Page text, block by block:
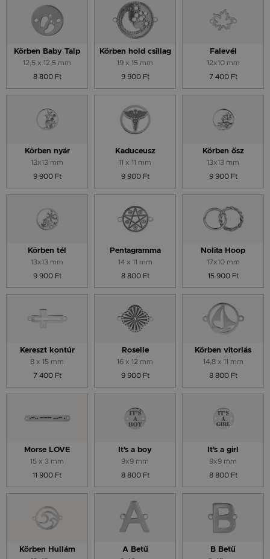
Körben Baby Talp
12,5 x 12,5 mm
8 800 Ft
Körben hold csillag
19 x 15 mm
9 900 Ft
Falevél
12x10 mm
7 400 Ft
Körben nyár
13x13 mm
9 900 Ft
Kaduceusz
11 x 11 mm
9 900 Ft
Körben ősz
13x13 mm
9 900 Ft
Körben tél
13x13 mm
9 900 Ft
Pentagramma
14 x 11 mm
8 800 Ft
Nolita Hoop
17x10 mm
15 900 Ft
Kereszt kontúr
8 x 15 mm
7 400 Ft
Roselle
16 x 12 mm
9 900 Ft
Körben vitorlás
14,8 x 11 mm
8 800 Ft
Morse LOVE
15 x 3 mm
11 900 Ft
It's a boy
9x9 mm
8 800 Ft
It's a girl
9x9 mm
8 800 Ft
Körben Hullám A Betű B Betű